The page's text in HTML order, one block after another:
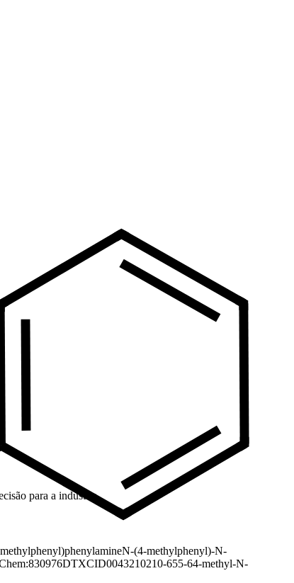
para a indústria.
N-(4-methylphenyl)-N-
DTXCID0043210210-655-64-methyl-N-